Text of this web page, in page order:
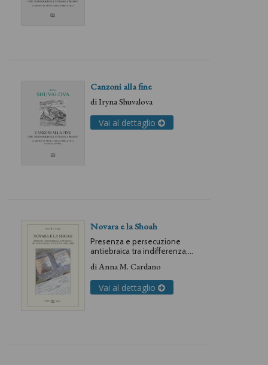
Canzoni alla fine
diIryna Shuvalova
Vai al dettaglio
Novara e la Shoah
Presenza e persecuzione
antiebraica tra indifferenza,
diAnna M. Cardano
Vai al dettaglio